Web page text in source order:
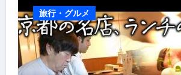
旅行・グルメ